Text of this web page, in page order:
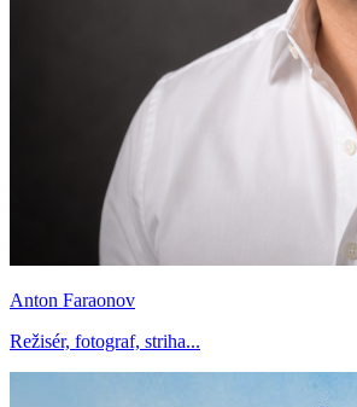
Anton Faraonov
Režisér, fotograf, striha...